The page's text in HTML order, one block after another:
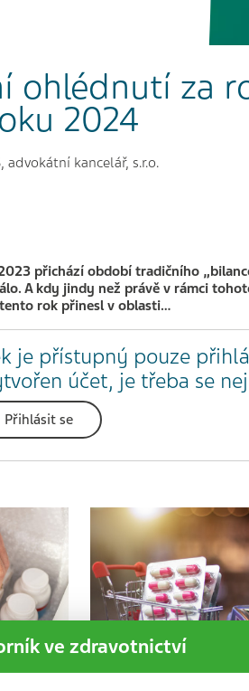
ohlédnutí za
2024
kancelář, s.r.o.
přichází období tradičního
A kdy jindy než právě v rámci
rok přinesl v oblasti…
je přístupný pouze
účet, je třeba se
Přihlásit se
ve zdravotnictví